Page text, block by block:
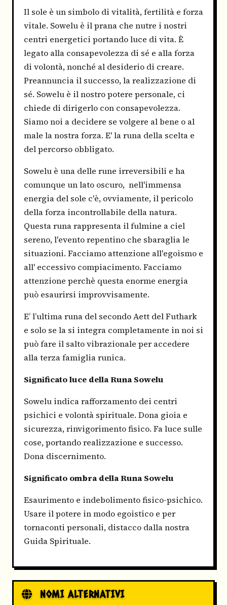
Il sole è un simbolo di vitalità, fertilità e forza
vitale. Sowelu è il prana che nutre i nostri
centri energetici portando luce di vita. È
legato alla consapevolezza di sé e alla forza
di volontà, nonché al desiderio di creare.
Preannuncia il successo, la realizzazione di
sé. Sowelu è il nostro potere personale, ci
chiede di dirigerlo con consapevolezza.
Siamo noi a decidere se volgere al bene o al
male la nostra forza. E' la runa della scelta e
del percorso obbligato.
Sowelu è una delle rune irreversibili e ha
comunque un lato oscuro, nell'immensa
energia del sole c'è, ovviamente, il pericolo
della forza incontrollabile della natura.
Questa runa rappresenta il fulmine a ciel
sereno, l'evento repentino che sbaraglia le
situazioni. Facciamo attenzione all'egoismo e
all' eccessivo compiacimento. Facciamo
attenzione perchè questa enorme energia
può esaurirsi improvvisamente.
E’ l’ultima runa del secondo Aett del Futhark
e solo se la si integra completamente in noi si
può fare il salto vibrazionale per accedere
alla terza famiglia runica.
Significato luce della Runa Sowelu
Sowelu indica rafforzamento dei centri
psichici e volontà spirituale. Dona gioia e
sicurezza, rinvigorimento fisico. Fa luce sulle
cose, portando realizzazione e successo.
Dona discernimento.
Significato ombra della Runa Sowelu
Esaurimento e indebolimento fisico-psichico.
Usare il potere in modo egoistico e per
tornaconti personali, distacco dalla nostra
Guida Spirituale.
NOMI ALTERNATIVI